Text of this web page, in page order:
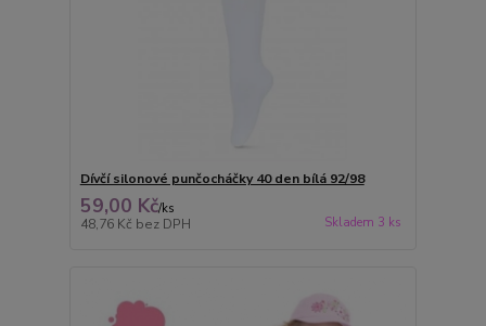
Dívčí silonové punčocháčky 40 den bílá 92/98
59,00 Kč/ks
48,76 Kč bez DPH Skladem 3 ks